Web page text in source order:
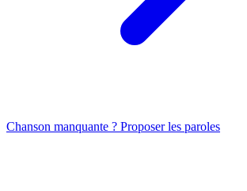
Chanson manquante ? Proposer les paroles